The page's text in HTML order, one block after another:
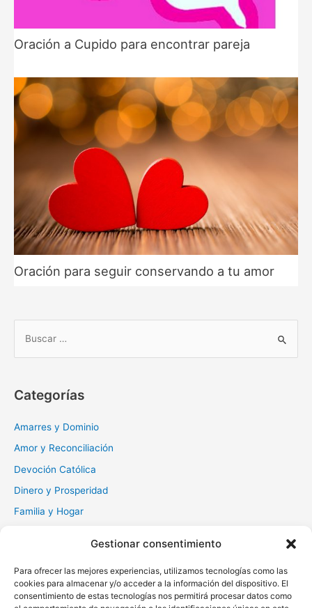
Gestionar consentimiento
Para ofrecer las mejores experiencias, utilizamos tecnologías como las
cookies para almacenar y/o acceder a la información del dispositivo. El
consentimiento de estas tecnologías nos permitirá procesar datos como
Oración a Cupido para encontrar pareja
Oración para seguir conservando a tu amor
a
r
Categorías
Amarres y Dominio
Amor y Reconciliación
Devoción Católica
Dinero y Prosperidad
Familia y Hogar
Muerte y Difuntos
Oraciones Diarias